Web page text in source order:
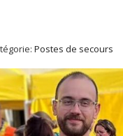
Postes de secours